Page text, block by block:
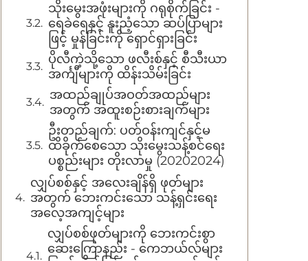
သိုးမွေးအဖုံးများကို ဂရုစိုက်ခြင်း -
ရေခဲရေနှင့် နူးညံ့သော ဆပ်ပြာများ
ဖြင့် မှုန်ခြင်းကို ရှောင်ရှားခြင်း
ပိုလီကဲ့သို့သော ဖလီးစ်နှင့် စီသီးယာ
အင်္ကျီများကို ထိန်းသိမ်းခြင်း
အထည်ချုပ်အဝတ်အထည်များ
အတွက် အထူးစဉ်းစားချက်များ
ဦးတည်ချက်: ပတ်ဝန်းကျင်နှင့်မ
ထိခိုက်စေသော သိုးမွေးသန့်စင်ရေး
ပစ္စည်းများ တိုးလာမှု (20202024)
လျှပ်စစ်နှင့် အလေးချိန်ရှိ ဖုတ်များ
အတွက် ဘေးကင်းသော သန့်ရှင်းရေး
အလေ့အကျင့်များ
လျှပ်စစ်ဖုတ်များကို ဘေးကင်းစွာ
ဆေးကြောနည်း - ကေဘယ်လ်များ